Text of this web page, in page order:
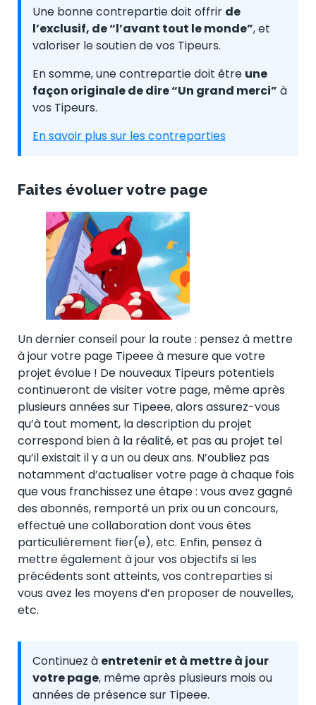
Une bonne contrepartie doit offrir de
l’exclusif, de “l’avant tout le monde”, et
valoriser le soutien de vos Tipeurs.
En somme, une contrepartie doit être une
façon originale de dire “Un grand merci” à
vos Tipeurs.
En savoir plus sur les contreparties
Faites évoluer votre page
Un dernier conseil pour la route : pensez à mettre
à jour votre page Tipeee à mesure que votre
projet évolue ! De nouveaux Tipeurs potentiels
continueront de visiter votre page, même après
plusieurs années sur Tipeee, alors assurez-vous
qu’à tout moment, la description du projet
correspond bien à la réalité, et pas au projet tel
qu’il existait il y a un ou deux ans. N’oubliez pas
notamment d’actualiser votre page à chaque fois
que vous franchissez une étape : vous avez gagné
des abonnés, remporté un prix ou un concours,
effectué une collaboration dont vous êtes
particulièrement fier(e), etc. Enfin, pensez à
mettre également à jour vos objectifs si les
précédents sont atteints, vos contreparties si
vous avez les moyens d’en proposer de nouvelles,
etc.
Continuez à entretenir et à mettre à jour
votre page, même après plusieurs mois ou
années de présence sur Tipeee.